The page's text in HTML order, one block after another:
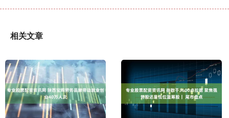
相关文章